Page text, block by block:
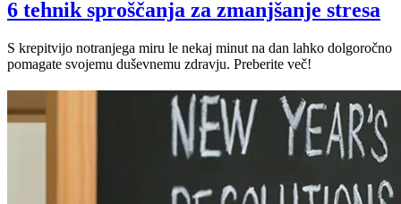
6 tehnik sproščanja za zmanjšanje stresa
S krepitvijo notranjega miru le nekaj minut na dan lahko dolgoročno
pomagate svojemu duševnemu zdravju. Preberite več!